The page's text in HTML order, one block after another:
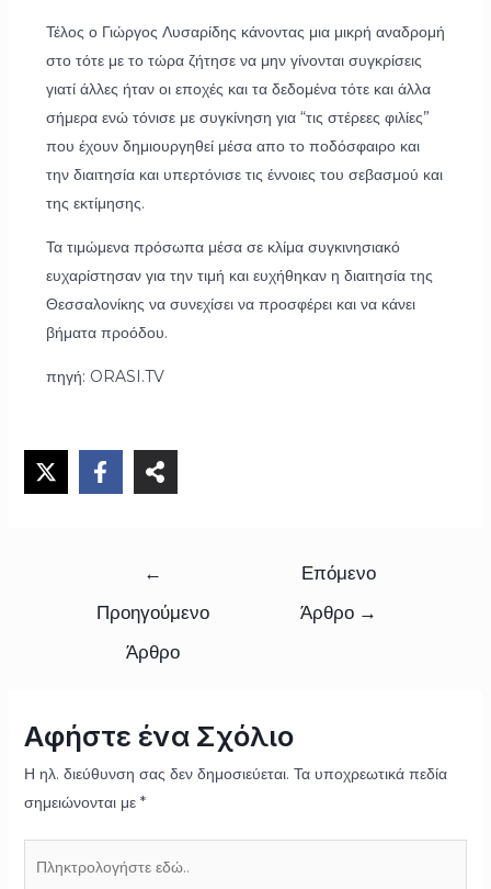
Τέλος ο Γιώργος Λυσαρίδης κάνοντας μια μικρή αναδρομή
στο τότε με το τώρα ζήτησε να μην γίνονται συγκρίσεις
γιατί άλλες ήταν οι εποχές και τα δεδομένα τότε και άλλα
σήμερα ενώ τόνισε με συγκίνηση για “τις στέρεες φιλίες”
που έχουν δημιουργηθεί μέσα απο το ποδόσφαιρο και
την διαιτησία και υπερτόνισε τις έννοιες του σεβασμού και
της εκτίμησης.
Τα τιμώμενα πρόσωπα μέσα σε κλίμα συγκινησιακό
ευχαρίστησαν για την τιμή και ευχήθηκαν η διαιτησία της
Θεσσαλονίκης να συνεχίσει να προσφέρει και να κάνει
βήματα προόδου.
πηγή: ORASI.TV
←
Προηγούμενο
Άρθρο
Επόμενο
Άρθρο →
Αφήστε ένα Σχόλιο
Η ηλ. διεύθυνση σας δεν δημοσιεύεται. Τα υποχρεωτικά πεδία
σημειώνονται με *